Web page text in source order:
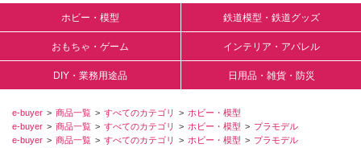
ホビー・模型 鉄道模型・鉄道グッズ
おもちゃ・ゲーム インテリア・アパレル
DIY・業務用途品 日用品・雑貨・防災
e-buyer 商品一覧 すべてのカテゴリ
ホビー・模型
e-buyer
商品一覧 すべてのカテゴリ ホビー・模型
プラモデル
e-buyer
商品一覧 すべてのカテゴリ ホビー・模型
プラモデル